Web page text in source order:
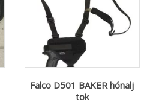
Falco D501 BAKER hónalj
tok